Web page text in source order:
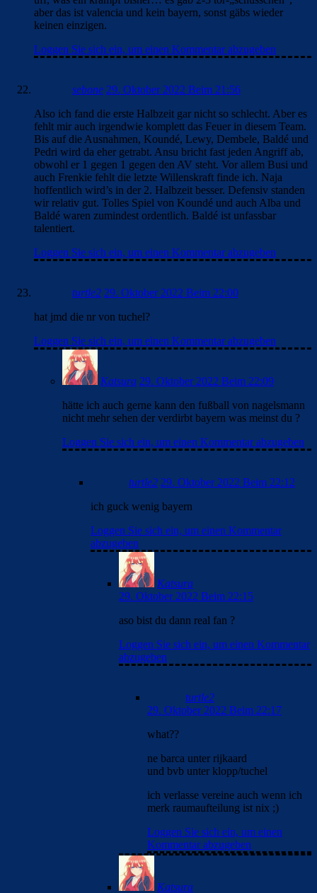
aber das ist valencia und kein bayern, sonst gäbs wieder
keinen einzigen.
Loggen Sie sich ein, um einen Kommentar abzugeben
sebone 29. Oktober 2022 Beim 21:56
Also ich fand die erste Halbzeit gar nicht so schlecht. Aber es
fehlt mir auch irgendwie komplett das Feuer in diesem Team.
Bis auf die Ausnahmen, Koundé, Lewy, Dembele, Baldé und
Pedri wird da eher getrabt. Ansu bricht fast jeden Angriff ab,
obwohl er 1 gegen 1 gegen den AV steht. Vor allem Busi und
auch Frenkie fehlt die letzte Willenskraft finde ich. Naja
hoffentlich wird’s in der 2. Halbzeit besser. Defensiv standen
wir relativ gut. Tolles Spiel von Koundé und auch Alba und
Baldé waren zumindest ordentlich. Baldé ist unfassbar
talentiert.
Loggen Sie sich ein, um einen Kommentar abzugeben
turtle2 29. Oktober 2022 Beim 22:00
hat jmd die nr von tuchel?
Loggen Sie sich ein, um einen Kommentar abzugeben
Katsura 29. Oktober 2022 Beim 22:09
hätte ich auch gerne kann den fußball von nagelsmann
nicht mehr sehen der verdirbt bayern was meinst du ?
Loggen Sie sich ein, um einen Kommentar abzugeben
turtle2 29. Oktober 2022 Beim 22:12
ich guck wenig bayern
Loggen Sie sich ein, um einen Kommentar
abzugeben
Katsura
29. Oktober 2022 Beim 22:15
aso bist du dann real fan ?
Loggen Sie sich ein, um einen Kommentar
abzugeben
turtle2
29. Oktober 2022 Beim 22:17
what??
ne barca unter rijkaard
und bvb unter klopp/tuchel
ich verlasse vereine auch wenn ich
merk raumaufteilung ist nix ;)
Loggen Sie sich ein, um einen
Kommentar abzugeben
Katsura